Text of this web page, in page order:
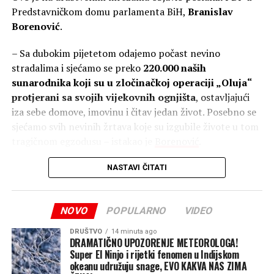
„zlatna koka“ i svojim vlasnicima donosi profit od čak
118 miliona maraka. Međutim, uprkos tome što smo im
Iza impresivnih poslovnih rezultata, međutim, od
početka se nižu kontroverze.
Novinari Centra za istraživačko novinarstvo (CIN) otkrili
su da je 2018. godine kompanija Adriatic Metals, koja se
za oko pet miliona maraka.
Pored toga, rudnik je konstantno u fokusu javnosti zbog
negativnih uticaja na životnu sredinu, a krajem prošle
godine pojavile su se i informacije o zabrinjavajuće
visokom prisustvu olova u krvi mještana okolnih naselja,
uključujući i djecu.
Predstavničkom domu parlamenta BiH, Branislav
Borenović.
– Sa dubokim pijetetom odajemo počast nevino
stradalima i sjećamo se preko 220.000 naših
sunarodnika koji su u zločinačkoj operaciji „Oluja“
protjerani sa svojih vijekovnih ognjišta, ostavljajući
iza sebe domove, imovinu i čitav jedan život. Posebno se
sjećamo svih nevinih žrtava koje su izgubile živote u tom
NASTAVI ČITATI
NOVO POPULARNO VIDEO
DRUŠTVO 14 minuta ago
DRAMATIČNO UPOZORENJE METEOROLOGA!
Super El Ninjo i rijetki fenomen u Indijskom
okeanu udružuju snage, EVO KAKVA NAS ZIMA